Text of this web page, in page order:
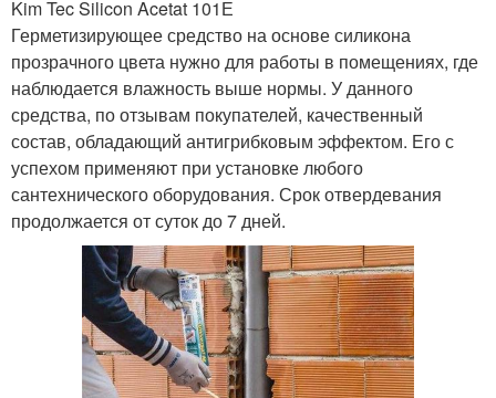
Kim Tec Silicon Acetat 101Е
Герметизирующее средство на основе силикона
прозрачного цвета нужно для работы в помещениях, где
наблюдается влажность выше нормы. У данного
средства, по отзывам покупателей, качественный
состав, обладающий антигрибковым эффектом. Его с
успехом применяют при установке любого
сантехнического оборудования. Срок отвердевания
продолжается от суток до 7 дней.